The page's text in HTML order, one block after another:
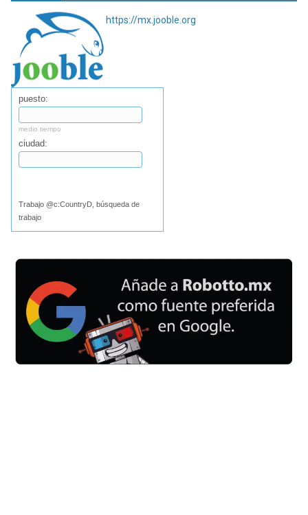
https://mx.jooble.org
puesto:
medio tiempo
ciudad:
Trabajo @c:CountryD, búsqueda de
trabajo